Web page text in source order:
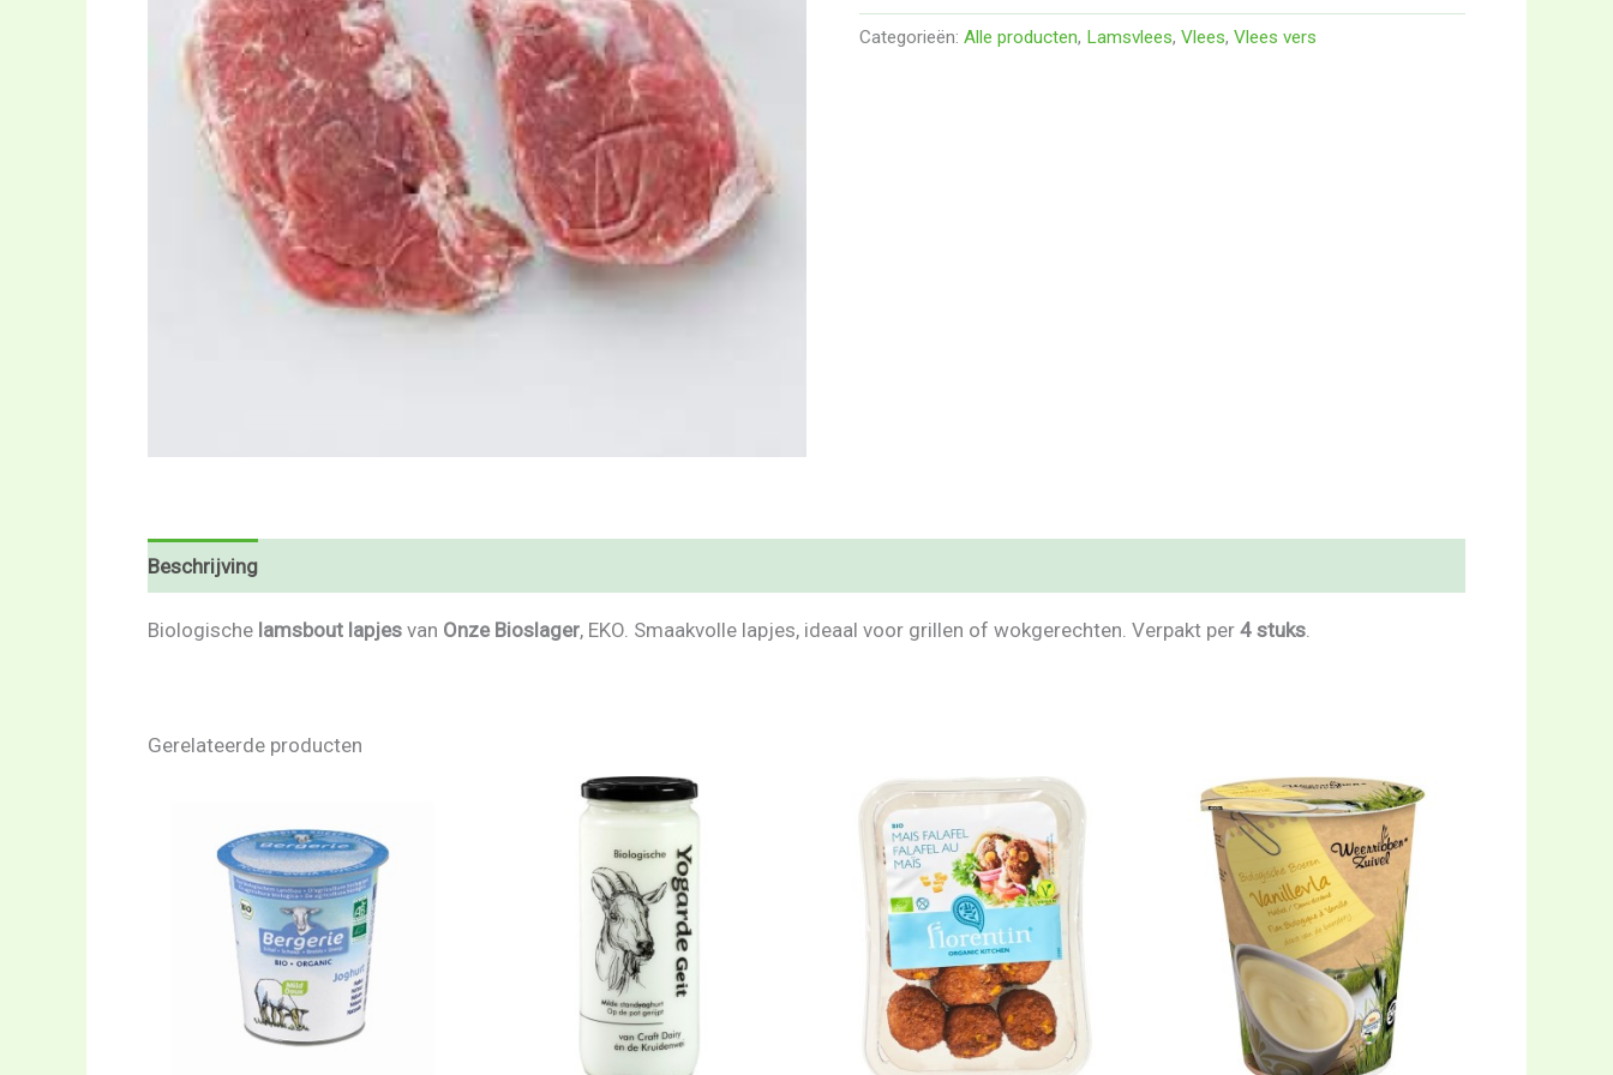
Categorieën: Alle producten, Lamsvlees, Vlees, Vlees vers
Beschrijving
Biologische lamsbout lapjes van Onze Bioslager, EKO. Smaakvolle lapjes, ideaal voor grillen of wokgerechten. Verpakt per 4 stuks.
Gerelateerde producten